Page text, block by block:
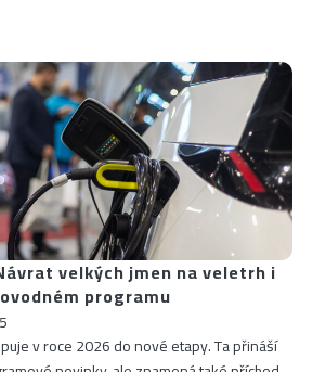
velkých jmen na veletrh i
programu
v roce 2026 do nové etapy. Ta přináší